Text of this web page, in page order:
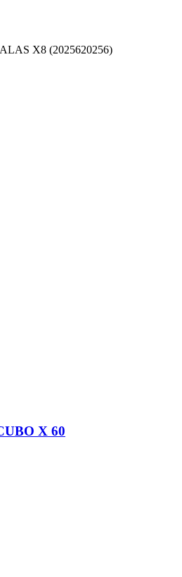
X8 (2025620256)
X 60